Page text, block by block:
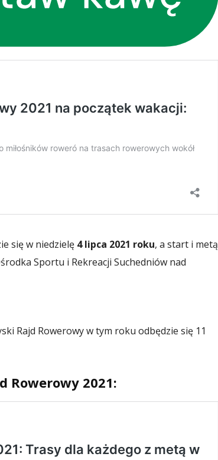
się w niedzielę 4 lipca 2021 roku, a start i metą
Sportu i Rekreacji Suchedniów nad
Rajd Rowerowy w tym roku odbędzie się 11
Rowerowy 2021: